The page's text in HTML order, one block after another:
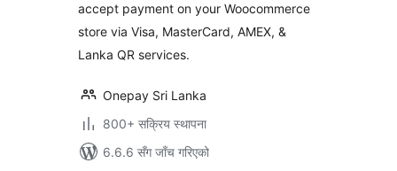
accept payment on your Woocommerce
store via Visa, MasterCard, AMEX, &
Lanka QR services.
Onepay Sri Lanka
800+ सक्रिय स्थापना
6.6.6 सँग जाँच गरिएको